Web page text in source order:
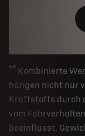
** Kombinierte
hängen nicht nur
Kraftstoffs durch
vom
beeinflusst.